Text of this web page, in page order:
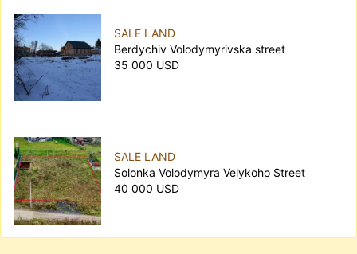
SALE LAND
Berdychiv Volodymyrivska street
35 000 USD
SALE LAND
Solonka Volodymyra Velykoho Street
40 000 USD